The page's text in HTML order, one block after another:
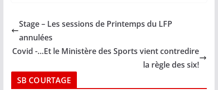
Stage – Les sessions de Printemps du LFP
annulées
Covid -…Et le Ministère des Sports vient contredire
la règle des six!
SB COURTAGE